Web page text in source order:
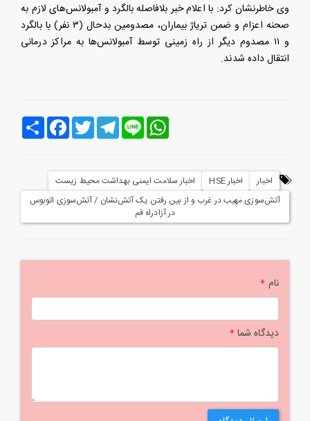
وی خاطرنشان کرد: با اعلام خبر بلافاصله بالگرد و آمبولانس‌های لازم به
صحنه اعزام و ضمن تریاژ بیماران، مصدومین بدحال (۳ نفر) با بالگرد
و ۱۱ مصدوم دیگر از راه زمینی توسط آمبولانس‌ها به مراکز درمانی
انتقال داده شدند.
اشتراک
FacebookTwitter
Telegram Line
WhatsApp
اخبار اخبار HSE
اخبار سلامت ایمنی بهداشت محیط زیست
آتش‌‌سوزی مهیب در غرب و از بین رفتن یک آتش‌نشان / آتش‌سوزی اتوبوس
در آزادراه قم
نام*
دیدگاه شما*